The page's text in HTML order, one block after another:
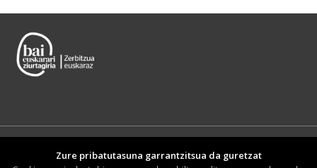
Zure pribatutasuna garrantzitsua da guretzat